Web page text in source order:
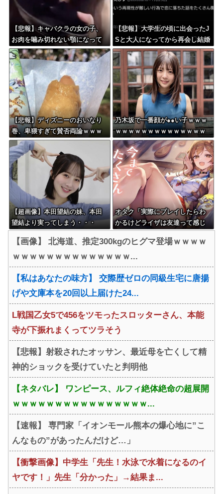
【悲報】キャバクラの女の子、
お肉を噛み切れない顎になって
しまう・・・
【悲報】大学生の頃に出会ったJ
Sと大人になってから再会し結婚
した男、大炎上してしまう
【悲報】ディズニーのおいなり
巻、卑猥すぎて賛否両論ｗｗｗ
ｗｗｗｗｗ
乃木坂で一番顔が●●い子ｗｗｗ
ｗｗｗｗｗｗｗｗｗｗｗｗｗｗ
ｗｗ
【超画像】本田望結の妹、本田
望結より実ってしまう・・・
オタク「実際にプレイしたらわ
かるけどライザは友達って感じ
これｗ
【画像】 北海道、推定300kgのヒグマ登場ｗｗｗｗ
ｗｗｗｗｗｗｗｗｗｗｗｗｗｗ...
【私はあなたの味方】 交際歴ゼロの同級生宅に唐揚
げや文庫本を20回以上届けた24...
L戦国乙女5で456をツモったスロッターさん、本能
寺が下振れまくってツラそう
【悲報】射殺されたオッサン、最近母を亡くして精
神的ショックを受けていたと判明他
【ネタバレ】 ワンピース、ルフィ絶体絶命の超展開
ｗｗｗｗｗｗｗｗｗｗｗｗｗｗｗｗ...
【速報】 専門家「イオンモール熊本の爆心地に”こ
んなもの”があったんだけど…」
【衝撃画像】中学生「先生！水泳で水着になるのイ
ヤです！」先生「分かった」→結果ま...